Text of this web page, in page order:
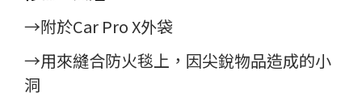
→附於Car Pro X外袋
→用來縫合防火毯上，因尖銳物品造成的小
洞